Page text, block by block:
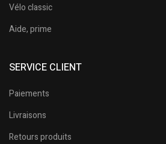
Vélo classic
Aide, prime
SERVICE CLIENT
Paiements
Livraisons
Retours produits